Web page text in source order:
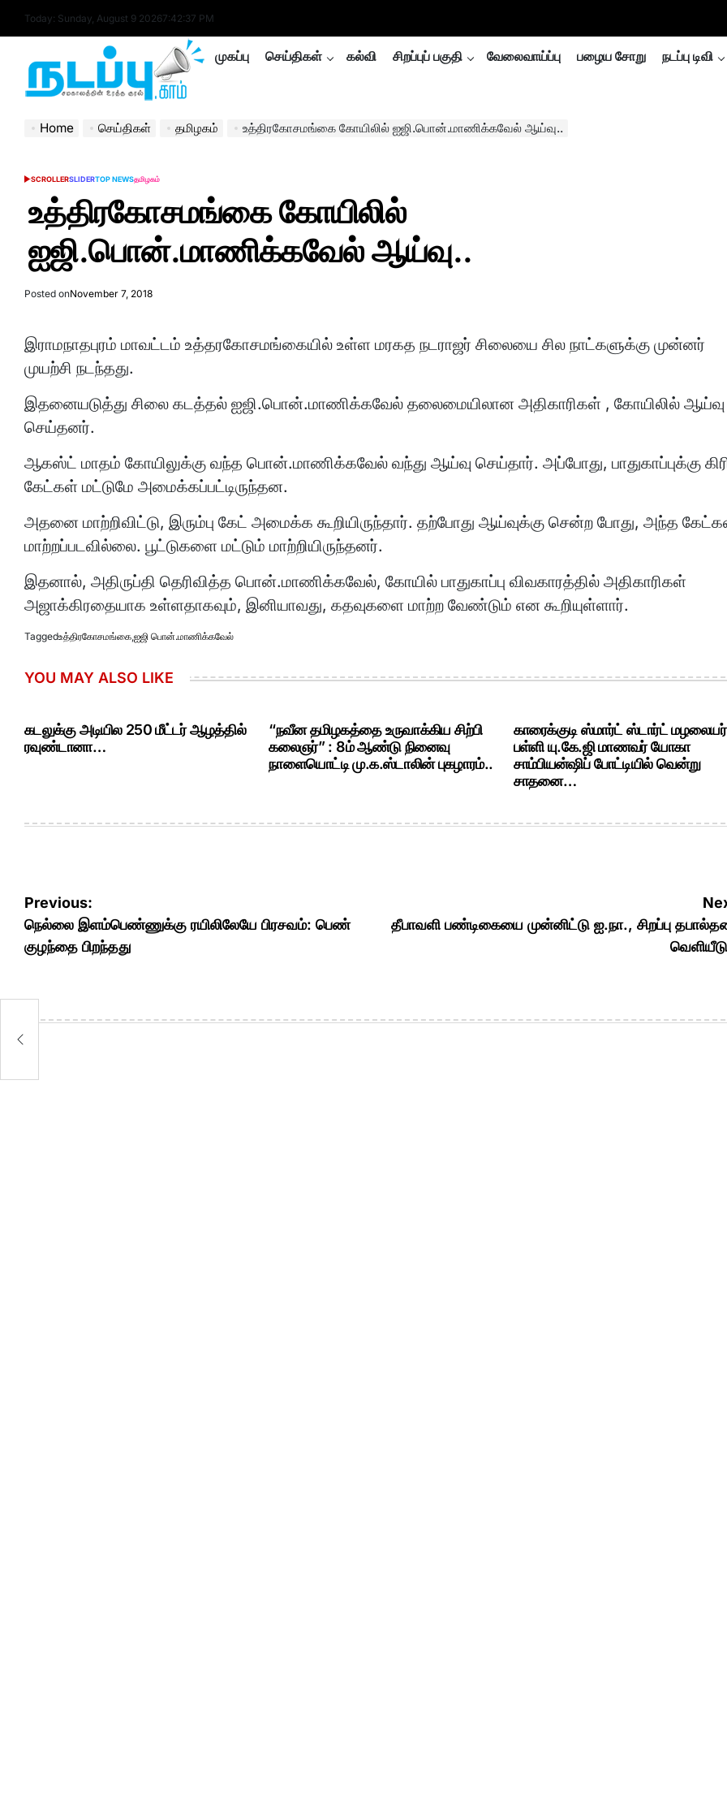
Today: Sunday, August 9 20267:42:38 PM
nadappu.com
முகப்பு செய்திகள் கல்வி சிறப்புப் பகுதி வேலைவாய்ப்பு பழைய சோறு நடப்பு டிவி
Home செய்திகள் தமிழகம் உத்திரகோசமங்கை கோயிலில் ஐஜி.பொன்.மாணிக்கவேல் ஆய்வு..
POSTED
SCROLLERSLIDERTOP NEWSதமிழகம்
உத்திரகோசமங்கை கோயிலில்
ஐஜி.பொன்.மாணிக்கவேல் ஆய்வு..
Posted onNovember 7, 2018
இராமநாதபுரம் மாவட்டம் உத்தரகோசமங்கையில் உள்ள மரகத நடராஜர் சிலையை சில நாட்களுக்கு முன்னர்
முயற்சி நடந்தது.
இதனையடுத்து சிலை கடத்தல் ஐஜி.பொன்.மாணிக்கவேல் தலைமையிலான அதிகாரிகள் , கோயிலில் ஆய்வு
செய்தனர்.
ஆகஸ்ட் மாதம் கோயிலுக்கு வந்த பொன்.மாணிக்கவேல் வந்து ஆய்வு செய்தார். அப்போது, பாதுகாப்புக்கு
கேட்கள் மட்டுமே அமைக்கப்பட்டிருந்தன.
அதனை மாற்றிவிட்டு, இரும்பு கேட் அமைக்க கூறியிருந்தார். தற்போது ஆய்வுக்கு சென்ற போது, அந்த
மாற்றப்படவில்லை. பூட்டுகளை மட்டும் மாற்றியிருந்தனர்.
இதனால், அதிருப்தி தெரிவித்த பொன்.மாணிக்கவேல், கோயில் பாதுகாப்பு விவகாரத்தில் அதிகாரிகள்
அஜாக்கிரதையாக உள்ளதாகவும், இனியாவது, கதவுகளை மாற்ற வேண்டும் என கூறியுள்ளார்.
Taggedஉத்திரகோசமங்கை,ஐஜி பொன்.மாணிக்கவேல்
YOU MAY ALSO LIKE
கடலுக்கு அடியில 250 மீட்டர் ஆழத்தில்
ரவுண்டானா…
“நவீன தமிழகத்தை உருவாக்கிய சிற்பி
கலைஞர்” : 8ம் ஆண்டு நினைவு
நாளையொட்டி மு.க.ஸ்டாலின் புகழாரம்..
காரைக்குடி ஸ்மார்ட் ஸ்டார்ட் மழலையர்
பள்ளி யு.கே.ஜி மாணவர் யோகா
சாம்பியன்ஷிப் போட்டியில் வென்று
சாதனை…
Post
navigation
Previous:
நெல்லை இளம்பெண்ணுக்கு ரயிலிலேயே பிரசவம்: பெண்
குழந்தை பிறந்தது
தீபாவளி பண்டிகையை முன்னிட்டு ஐ.நா., சிறப்பு